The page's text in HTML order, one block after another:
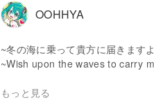
OOHHYA
~冬の海に乗って貴方に届きます
~Wish upon the waves to carry
ガラス瓶の中の手紙をモチーフに
もっと見る